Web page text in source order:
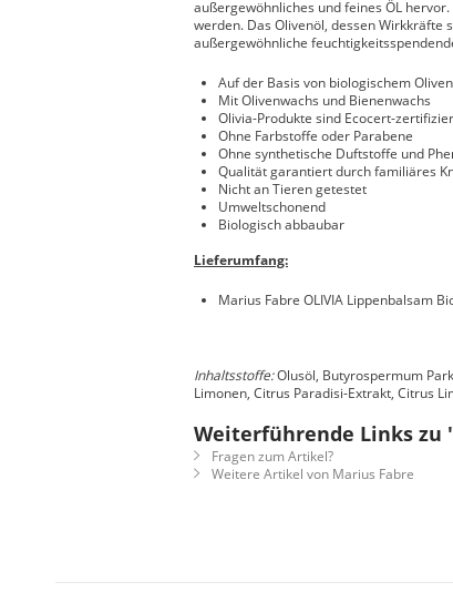
außergewöhnliches und feines ÖL
werden. Das Olivenöl, dessen Wirkkräfte
außergewöhnliche
Auf der Basis von biologischem
Mit Olivenwachs und Bienenwachs
Olivia-Produkte sind Ecocert-
Ohne Farbstoffe oder Parabene
Ohne synthetische Duftstoffe und
Qualität garantiert durch familiäres
Nicht an Tieren getestet
Umweltschonend
Biologisch abbaubar
Lieferumfang:
Marius Fabre OLIVIA Lippenbalsam
Inhaltsstoffe:Olusöl, Butyrospermum
Limonen, Citrus Paradisi-Extrakt, Citrus
Weiterführende Links zu
Fragen zum Artikel?
Weitere Artikel von Marius Fabre